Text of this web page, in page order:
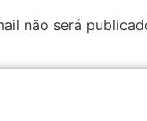
não será